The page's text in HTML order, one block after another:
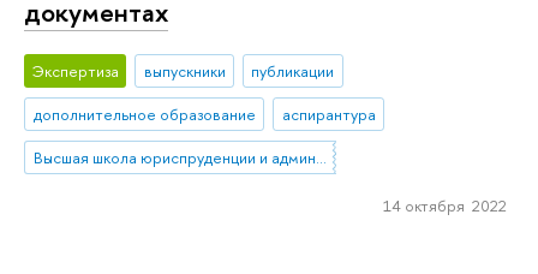
документах
Экспертиза выпускники
публикации
дополнительное образование
аспирантура
Высшая школа юриспруденции и администрирования
14 октября 2022